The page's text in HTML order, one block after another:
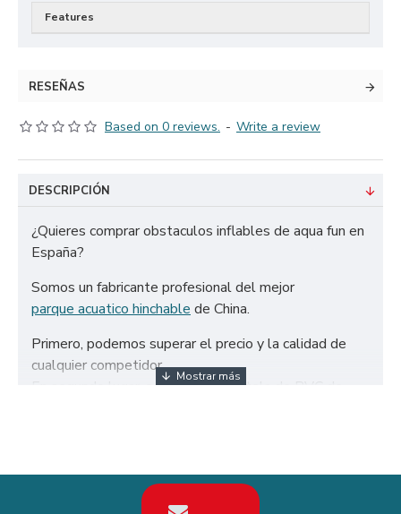
Features
RESEÑAS
Based on 0 reviews. - Write a review
DESCRIPCIÓN
¿Quieres comprar obstaculos inflables de aqua fun en
España?
Somos un fabricante profesional del mejor
parque acuatico hinchable de China.
Primero, podemos superar el precio y la calidad de
cualquier competidor.
En segundo lugar, solo utilizamos tela de PVC de
En tercer lugar, nuestros parque acuatico hinchable
están diseñados para cumplir con la norma AFNOR